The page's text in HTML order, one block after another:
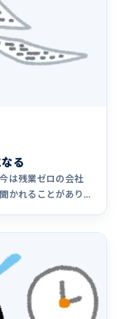
る
は残業ゼロの会社
かれることがあり